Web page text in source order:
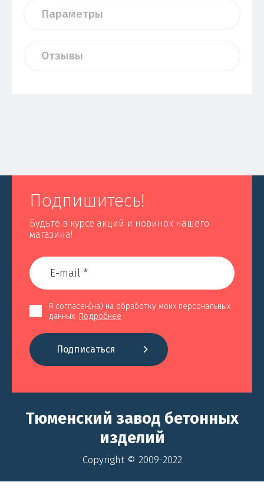
Параметры
Отзывы
Подпишитесь!
Будьте в курсе акций и новинок нашего
магазина!
Я согласен(на) на обработку моих персональных
данных. Подробнее
Подписаться
Тюменский завод бетонных
изделий
Copyright © 2009-2022